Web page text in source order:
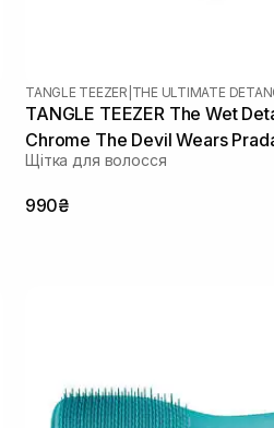
TANGLE TEEZER THE ULTIMATE
TANGLE TEEZER The Wet
Chrome The Devil Wears
Щітка для волосся
990₴